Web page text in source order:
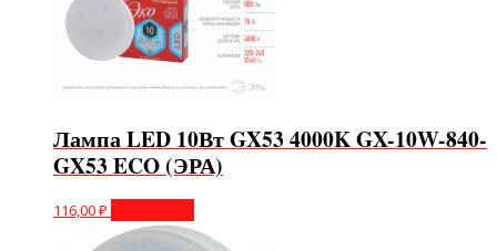
Лампа LED 10Вт GX53 4000K GX-10W-840-
GX53 ECO (ЭРА)
116,00₽